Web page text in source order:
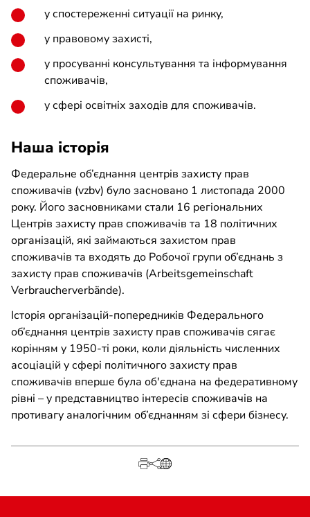
у спостереженні ситуації на ринку,
у правовому захисті,
у просуванні консультування та інформування
споживачів,
у сфері освітніх заходів для споживачів.
Наша історія
Федеральне об’єднання центрів захисту прав
споживачів (vzbv) було засновано 1 листопада 2000
року. Його засновниками стали 16 регіональних
Центрів захисту прав споживачів та 18 політичних
організацій, які займаються захистом прав
споживачів та входять до Робочої групи об’єднань з
захисту прав споживачів (Arbeitsgemeinschaft
Verbraucherverbände).
Історія організацій-попередників Федерального
об’єднання центрів захисту прав споживачів сягає
корінням у 1950-ті роки, коли діяльність численних
асоціацій у сфері політичного захисту прав
споживачів вперше була об'єднана на федеративному
рівні – у представництво інтересів споживачів на
противагу аналогічним об’єднанням зі сфери бізнесу.